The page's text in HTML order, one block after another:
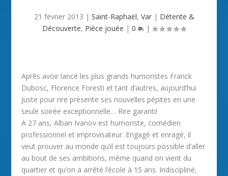
21 février 2013 | Saint-Raphaël, Var| Détente &
Découverte, Pièce jouée | 0 |
Après avoir lancé les plus grands humoristes Franck
Dubosc, Florence Foresti et tant d’autres, aujourd’hui
Juste pour rire présente ses nouvelles pépites en une
seule soirée exceptionnelle… Rire garanti!
A 27 ans, Alban Ivanov est humoriste, comédien
professionnel et improvisateur. Engagé et enragé, il
veut prouver au monde qu’il est toujours possible d’aller
au bout de ses ambitions, même quand on vient du
quartier et qu’on a arrêté l’école à 15 ans. Indiscipliné,